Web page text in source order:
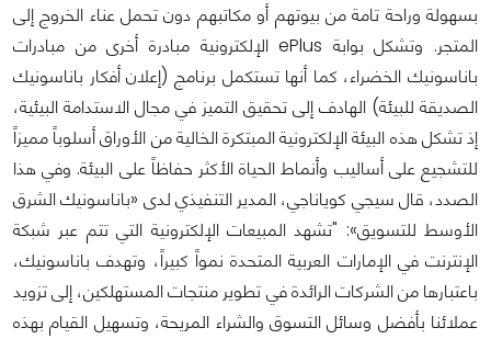
بسهولة وراحة تامة من بيوتهم أو مكاتبهم دون تحمل عناء الخروج إلى
المتجر. وتشكل بوابة ePlus الإلكترونية مبادرة أخرى من مبادرات
باناسونيك الخضراء، كما أنها تستكمل برنامج (إعلان أفكار باناسونيك
الصديقة للبيئة) الهادف إلى تحقيق التميز في مجال الاستدامة البيئية،
إذ تشكل هذه البيئة الإلكترونية المبتكرة الخالية من الأوراق أسلوباً مميزاً
للتشجيع على أساليب وأنماط الحياة الأكثر حفاظاً على البيئة. وفي هذا
الصدد، قال سيجي كوياناجي، المدير التنفيذي لدى «باناسونيك الشرق
الأوسط للتسويق»: "تشهد المبيعات الإلكترونية التي تتم عبر شبكة
الإنترنت في الإمارات العربية المتحدة نمواً كبيراً، وتهدف باناسونيك،
باعتبارها من الشركات الرائدة في تطوير منتجات المستهلكين، إلى تزويد
عملائنا بأفضل وسائل التسوق والشراء المريحة، وتسهيل القيام بهذه